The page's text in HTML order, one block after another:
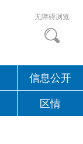
无障碍浏览
信息公开
区情